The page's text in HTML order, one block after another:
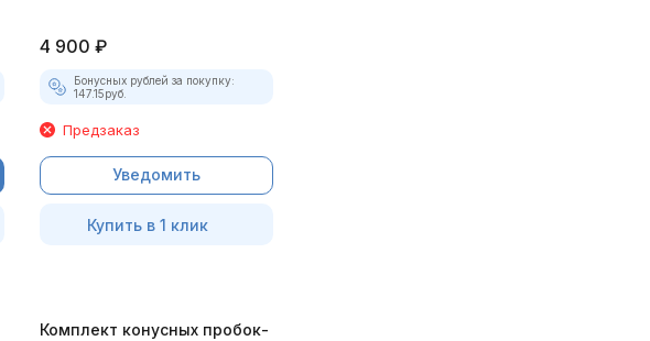
4 900 ₽
Бонусных рублей за покупку:
147.15руб.
Предзаказ
Уведомить
Купить в 1 клик
Комплект конусных пробок-